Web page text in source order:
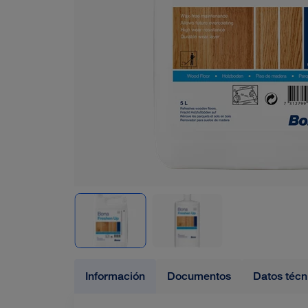
Información Documentos Datos